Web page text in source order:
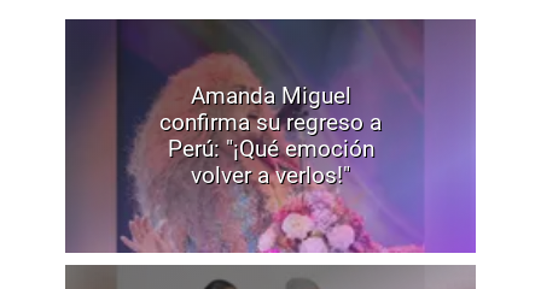
Amanda Miguel
confirma su regreso a
Perú: "¡Qué emoción
volver a verlos!"